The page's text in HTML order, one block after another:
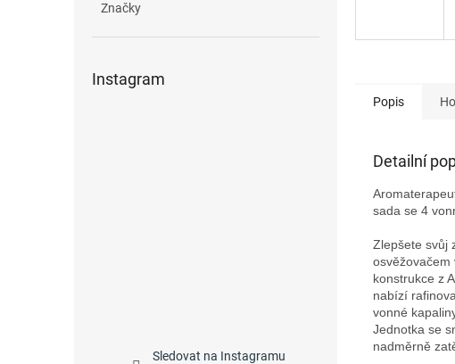
Značky
Instagram
Sledovat na Instagramu
Popis
Detailní
sada se 4
Zlepšete svůj
osvěžovačem
konstrukce z
nabízí
vonné
Jednotka se
nadměrně